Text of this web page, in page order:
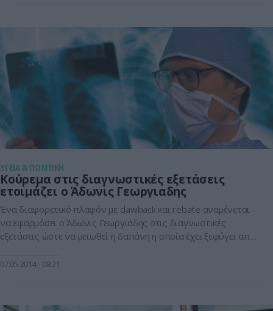
ΥΓΕΙΑ & ΠΟΛΙΤΙΚΗ
Κούρεμα στις διαγνωστικές εξετάσεις
ετοιμάζει ο Άδωνις Γεωργιαδης
Ένα διαφορετικό πλαφόν με clawback και rebate αναμένεται
να εφαρμόσει ο Άδωνις Γεωργιάδης στις διαγνωστικές
εξετάσεις ώστε να μειωθεί η δαπάνη η οποία έχει ξεφύγει από
ο πλαφόν θα είναι διαφορετικό από αυτό των φαρμάκων και
07.05.2014 08:21